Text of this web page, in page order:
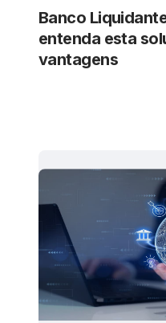
Banco
entenda esta
vantagens